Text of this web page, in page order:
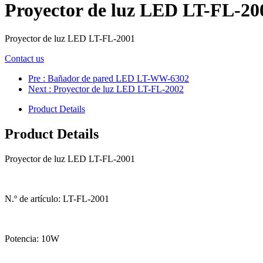
Proyector de luz LED LT-FL-
Proyector de luz LED LT-FL-2001
Contact us
Pre : Bañador de pared LED LT-WW-6302
Next : Proyector de luz LED LT-FL-2002
Product Details
Product Details
Proyector de luz LED LT-FL-2001
N.º de artículo: LT-FL-2001
Potencia: 10W